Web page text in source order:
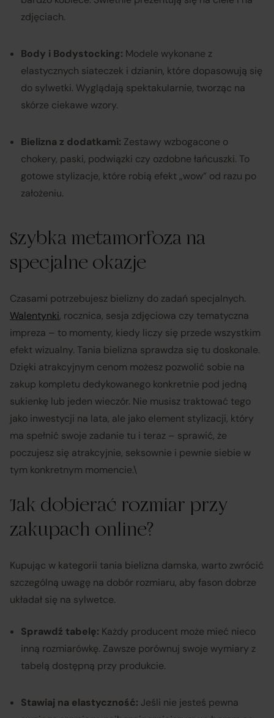
zdjęciach.
Body i Bodystocking: Modele wykonane z
elastycznych siateczek i dzianin, które dopasowują się
do sylwetki. Wyglądają spektakularnie, tworząc na
skórze ciekawe wzory.
Bielizna z dodatkami: Zestawy wzbogacone o
chokery, paski, podwiązki czy ozdobne łańcuszki. To
gotowe stylizacje, które robią efekt „wow” od razu po
założeniu.
Szybka metamorfoza na
specjalne okazje
Czasami potrzebujesz bielizny do zadań specjalnych.
Walentynki, rocznica, sesja zdjęciowa czy tematyczna
impreza – to momenty, kiedy liczy się przede wszystkim
efekt wizualny. Tania bielizna sprawdza się tu doskonale.
Dzięki atrakcyjnym cenom możesz pozwolić sobie na
zakup kompletu dedykowanego konkretnie pod jedną
sukienkę lub jeden wieczór. Nie musisz traktować tego
jako inwestycji na lata, ale jako element stylizacji, który
ma spełnić swoje zadanie tu i teraz – sprawić, że
poczujesz się atrakcyjnie, seksownie i pewnie siebie w
tym konkretnym momencie.\
Jak dobierać rozmiar przy
zakupach online?
Kupując w kategorii tania bielizna damska, warto zwrócić
szczególną uwagę na dobór rozmiaru, aby fason dobrze
układał się na sylwetce.
Sprawdź tabelę: Każdy producent może mieć nieco
inną rozmiarówkę. Zawsze porównuj swoje wymiary z
tabelą dostępną przy produkcie.
Stawiaj na elastyczność: Jeśli nie jesteś pewna